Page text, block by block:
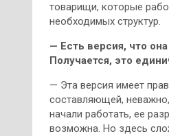
товарищи, которые
необходимых структур.
— Есть версия, что
Получается, это
— Эта версия имеет
составляющей,
начали работать, ее
возможна. Но здесь